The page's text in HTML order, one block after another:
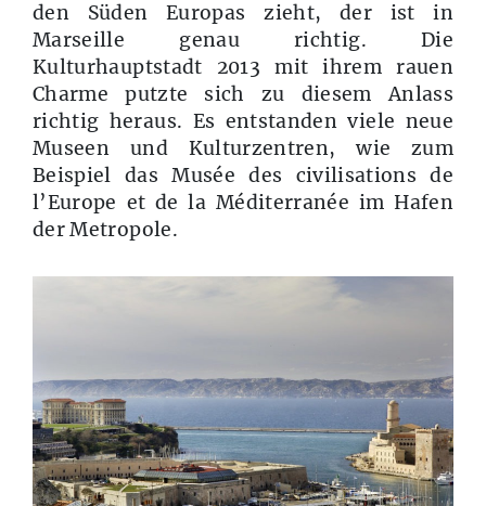
den Süden Europas zieht, der ist in
Marseille genau richtig. Die
Kulturhauptstadt 2013 mit ihrem rauen
Charme putzte sich zu diesem Anlass
richtig heraus. Es entstanden viele neue
Museen und Kulturzentren, wie zum
Beispiel das Musée des civilisations de
l’Europe et de la Méditerranée im Hafen
der Metropole.